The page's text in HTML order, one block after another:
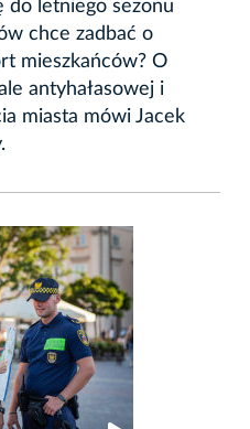
do letniego sezonu
chce zadbać o
mieszkańców? O
antyhałasowej i
miasta mówi Jacek